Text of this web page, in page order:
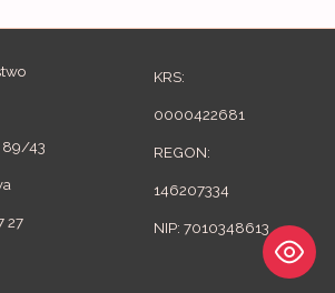
89/43
27
KRS:
0000422681
REGON:
146207334
NIP: 7010348613